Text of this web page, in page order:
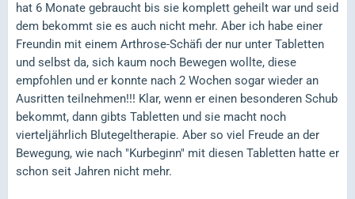
hat 6 Monate gebraucht bis sie komplett geheilt war und seid
dem bekommt sie es auch nicht mehr. Aber ich habe einer
Freundin mit einem Arthrose-Schäfi der nur unter Tabletten
und selbst da, sich kaum noch Bewegen wollte, diese
empfohlen und er konnte nach 2 Wochen sogar wieder an
Ausritten teilnehmen!!! Klar, wenn er einen besonderen Schub
bekommt, dann gibts Tabletten und sie macht noch
vierteljährlich Blutegeltherapie. Aber so viel Freude an der
Bewegung, wie nach "Kurbeginn" mit diesen Tabletten hatte er
schon seit Jahren nicht mehr.